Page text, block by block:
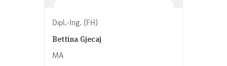
Dipl.-Ing. (FH)
Bettina Gjecaj
MA